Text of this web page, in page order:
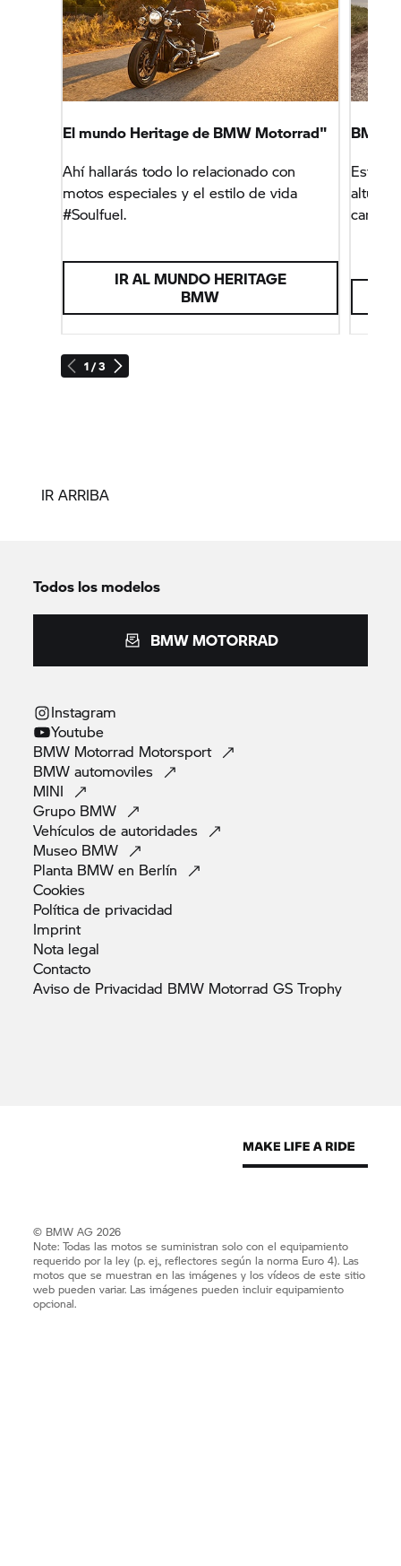
1 / 3
El mundo Heritage de BMW Motorrad"
Ahí hallarás todo lo relacionado con
motos especiales y el estilo de vida
#Soulfuel.
IR AL MUNDO HERITAGE
BMW
BMW
Esta
altura
IR ARRIBA
Todos los modelos
BMW MOTORRAD
Instagram
Youtube
BMW Motorrad Motorsport
BMWautomoviles
MINI
Grupo BMW
Vehículos deautoridades
Museo BMW
Planta BMW en Berlín
Cookies
Política de privacidad
Imprint
Nota legal
Contacto
Aviso de Privacidad BMW Motorrad GSTrophy
© BMW AG 2026
Note: Todas las motos se suministran solo con el equipamiento
requerido por la ley (p. ej., reflectores según la norma Euro 4). Las
motos que se muestran en las imágenes y los vídeos de este sitio
web pueden variar. Las imágenes pueden incluir equipamiento
opcional.